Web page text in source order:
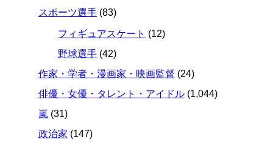
スポーツ選手 (83)
フィギュアスケート (12)
野球選手 (42)
作家・学者・漫画家・映画監督 (24)
俳優・女優・タレント・アイドル (1,044)
嵐 (31)
政治家 (147)